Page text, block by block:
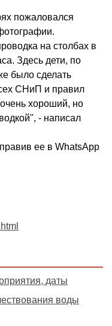
пожаловался
на столбах в
Здесь дети, по
было сделать
СНиП и правил
хороший, но
- написал
ее в WhatsApp
даты
воды